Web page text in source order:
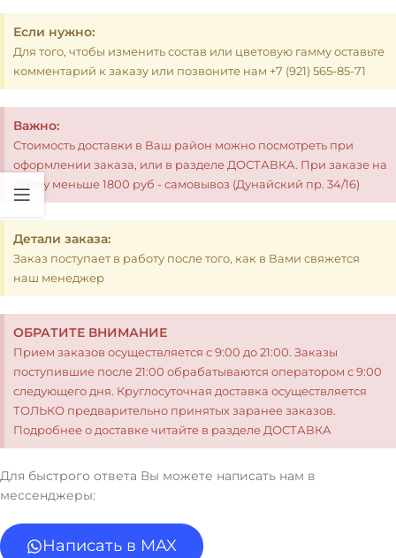
Если нужно:
Для того, чтобы изменить состав или цветовую гамму оставьте
комментарий к заказу или позвоните нам +7 (921) 565-85-71
Важно:
Стоимость доставки в Ваш район можно посмотреть при
оформлении заказа, или в разделе ДОСТАВКА. При заказе на
сумму меньше 1800 руб - самовывоз (Дунайский пр. 34/16)
Детали заказа:
Заказ поступает в работу после того, как в Вами свяжется
наш менеджер
ОБРАТИТЕ ВНИМАНИЕ
Прием заказов осуществляется с 9:00 до 21:00. Заказы
поступившие после 21:00 обрабатываются оператором с 9:00
следующего дня. Круглосуточная доставка осуществляется
ТОЛЬКО предварительно принятых заранее заказов.
Подробнее о доставке читайте в разделе ДОСТАВКА
Для быстрого ответа Вы можете написать нам в
мессенджеры:
Написать в MAX